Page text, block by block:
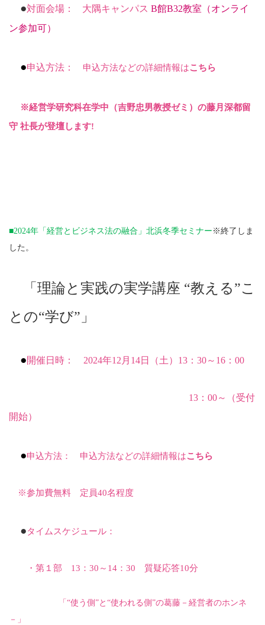
●対面会場： 大隅キャンパス B館B32教室（オンライ
ン参加可）
●申込方法： 申込方法などの詳細情報はこちら
※経営学研究科在学中（吉野忠男教授ゼミ）の藤月深都留
守 社長が登壇します!
■2024年「経営とビジネス法の融合」北浜冬季セミナー ※終了しま
した。
「理論と実践の実学講座 “教える”こ
との“学び”」
●開催日時： 2024年12月 14日（土） 13 ： 30～ 16 ： 00
13 ： 00～（受付
開始）
●申込方法： 申込方法などの詳細情報はこちら
※参加費無料 定員40名程度
●タイムスケジュール：
・第１部 13 ： 30 ～ 14 ： 30 質疑応答10分
「“使う側”と“使われる側”の葛藤－経営者のホンネ
－」